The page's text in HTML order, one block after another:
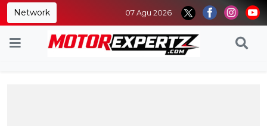
Network 07 Agu 2026